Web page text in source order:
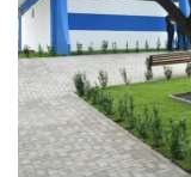
Contato